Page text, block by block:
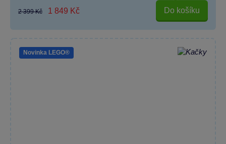
2 399 Kč 1 849 Kč Do košíku
Novinka LEGO®